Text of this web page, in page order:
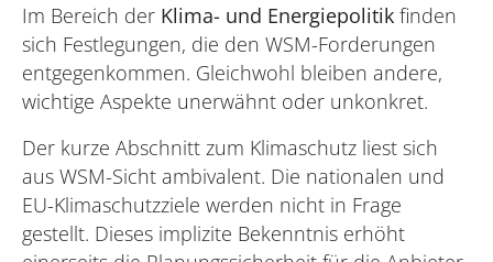
Im Bereich der Klima- und Energiepolitik finden
sich Festlegungen, die den WSM-Forderungen
entgegenkommen. Gleichwohl bleiben andere,
wichtige Aspekte unerwähnt oder unkonkret.
Der kurze Abschnitt zum Klimaschutz liest sich
aus WSM-Sicht ambivalent. Die nationalen und
EU-Klimaschutzziele werden nicht in Frage
gestellt. Dieses implizite Bekenntnis erhöht